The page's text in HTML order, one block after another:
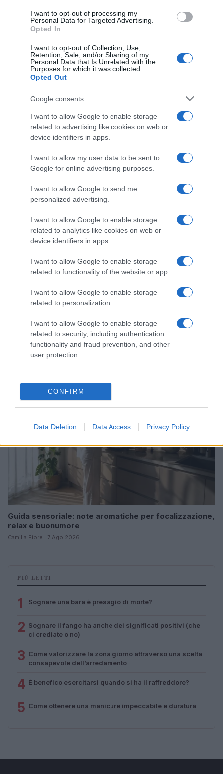
I want to opt-out of processing my
Personal Data for Targeted Advertising.
Opted In
I want to opt-out of Collection, Use,
Retention, Sale, and/or Sharing of my
Personal Data that Is Unrelated with the
Purposes for which it was collected.
Opted Out
Google consents
I want to allow Google to enable storage
related to advertising like cookies on web or
device identifiers in apps.
I want to allow my user data to be sent to
Google for online advertising purposes.
I want to allow Google to send me
personalized advertising.
I want to allow Google to enable storage
related to analytics like cookies on web or
device identifiers in apps.
I want to allow Google to enable storage
related to functionality of the website or app.
I want to allow Google to enable storage
related to personalization.
I want to allow Google to enable storage
related to security, including authentication
functionality and fraud prevention, and other
user protection.
CONFIRM
Data Deletion Data Access Privacy Policy
SALUTE
Allergia al veleno di imenotteri: come riconoscere i
sintomi e prevenire le reazioni gravi
Camilla Fiore · 7 Ago 2026
Mostre di moda 2026: Franco Moschino a Forte di
Bard e gli eventi imperdibili in Italia
Cristian Castiglioni · 7 Ago 2026
Guida sensoriale: note aromatiche per focalizzazione,
relax e buonumore
Camilla Fiore · 7 Ago 2026
PIÙ LETTI
1 Sognare una bara è presagio di morte?
2 Sognare il fango ha anche dei significati positivi (che
ci crediate o no)
3 Come valorizzare la zona giorno attraverso una scelta
consapevole dell’arredamento
4 È benefico esercitarsi quando si ha il raffreddore?
5 Come ottenere una manicure impeccabile e duratura